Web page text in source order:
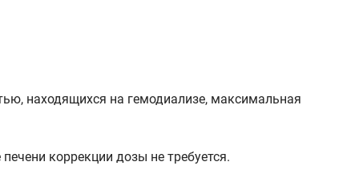
находящихся на гемодиализе, максимальная
коррекции дозы не требуется.